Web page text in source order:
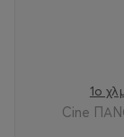
1ο
Cine